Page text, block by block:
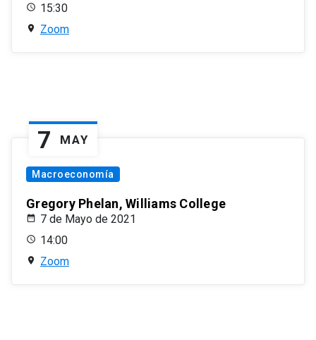
15:30
Zoom
7 MAY
Macroeconomía
Gregory Phelan, Williams College
7 de Mayo de 2021
14:00
Zoom